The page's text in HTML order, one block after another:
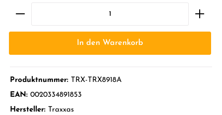
In den Warenkorb
Produktnummer: TRX-TRX8918A
EAN: 0020334891853
Hersteller: Traxxas